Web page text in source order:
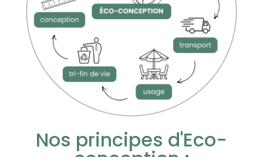
Nos principes d'Eco-